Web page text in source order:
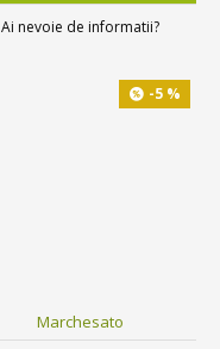
Ai nevoie de informatii?
-5 %
Marchesato